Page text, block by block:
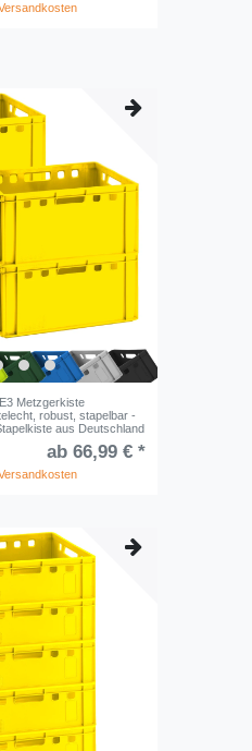
Metzgerkiste
robust, stapelbar -
aus Deutschland
ab 66,99 € *